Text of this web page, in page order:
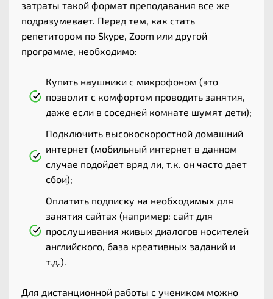
затраты такой формат преподавания все же
подразумевает. Перед тем, как стать
репетитором по Skype, Zoom или другой
программе, необходимо:
Купить наушники с микрофоном (это
позволит с комфортом проводить занятия,
даже если в соседней комнате шумят дети);
Подключить высокоскоростной домашний
интернет (мобильный интернет в данном
случае подойдет вряд ли, т.к. он часто дает
сбои);
Оплатить подписку на необходимых для
занятия сайтах (например: сайт для
прослушивания живых диалогов носителей
английского, база креативных заданий и
т.д.).
Для дистанционной работы с учеником можно